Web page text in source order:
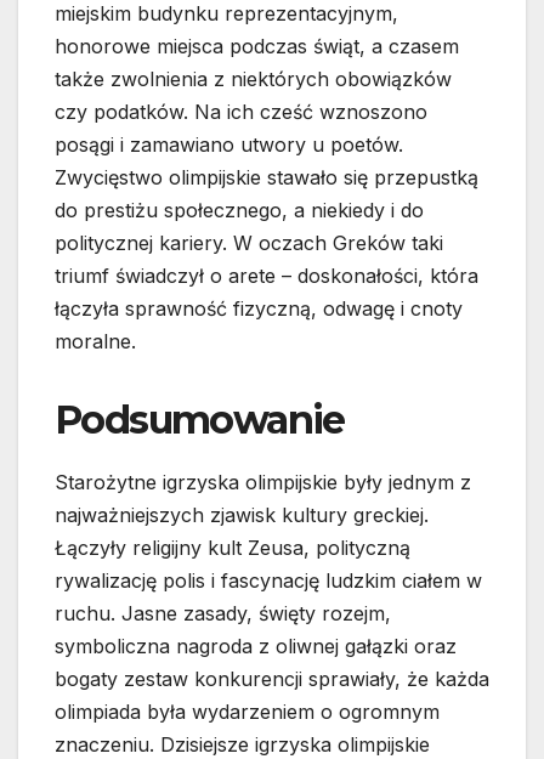
miejskim budynku reprezentacyjnym,
honorowe miejsca podczas świąt, a czasem
także zwolnienia z niektórych obowiązków
czy podatków. Na ich cześć wznoszono
posągi i zamawiano utwory u poetów.
Zwycięstwo olimpijskie stawało się przepustką
do prestiżu społecznego, a niekiedy i do
politycznej kariery. W oczach Greków taki
triumf świadczył o arete – doskonałości, która
łączyła sprawność fizyczną, odwagę i cnoty
moralne.
Podsumowanie
Starożytne igrzyska olimpijskie były jednym z
najważniejszych zjawisk kultury greckiej.
Łączyły religijny kult Zeusa, polityczną
rywalizację polis i fascynację ludzkim ciałem w
ruchu. Jasne zasady, święty rozejm,
symboliczna nagroda z oliwnej gałązki oraz
bogaty zestaw konkurencji sprawiały, że każda
olimpiada była wydarzeniem o ogromnym
znaczeniu. Dzisiejsze igrzyska olimpijskie